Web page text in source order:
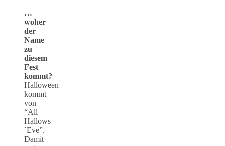
…
woher
der
Name
zu
diesem
Fest
kommt?
Halloween
kommt
von
“All
Hallows
´Eve”.
Damit